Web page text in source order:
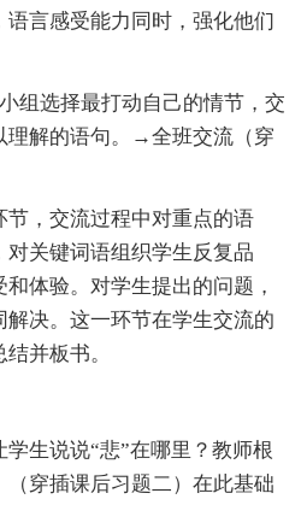
言感受能力同时，强化他们
组选择最打动自己的情节，交
理解的语句。→全班交流（穿
节，交流过程中对重点的语
关键词语组织学生反复品
体验。对学生提出的问题，
决。这一环节在学生交流的
并板书。
生说说“悲”在哪里？教师根
穿插课后习题二）在此基础